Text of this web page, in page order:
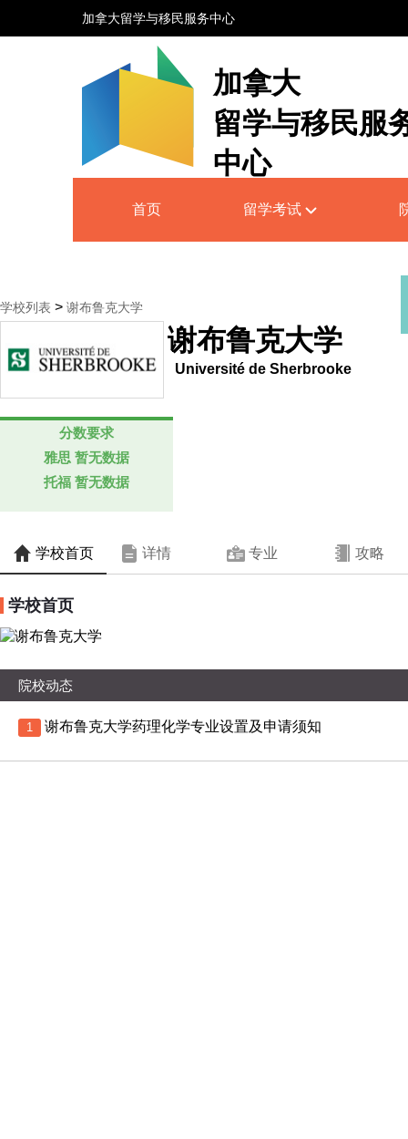
加拿大留学与移民服务中心
加拿大
留学与移民服
中心
Service Centre
首页 留学考试
学校列表 > 谢布鲁克大学
谢布鲁克大学
Université de Sherbrooke
分数要求
雅思 暂无数据
托福 暂无数据
学校首页 详情 专业 攻略
学校首页
院校动态
1 谢布鲁克大学药理化学专业设置及申请须知